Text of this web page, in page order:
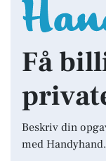
Få
Beskriv din
med Handyhand.